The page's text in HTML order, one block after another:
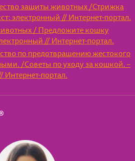
защиты животных /Стрижка
электронный // Интернет-портал.
/ Предложите кошку
// Интернет-портал.
по предотвращению жестокого
/Советы по уходу за кошкой. –
Интернет-портал.